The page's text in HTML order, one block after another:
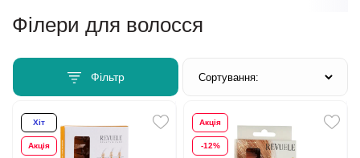
Філери для волосся
Фільтр
Хіт
Акція
Акція
-12%